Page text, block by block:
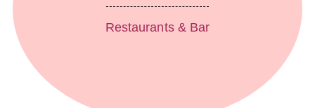
Restaurants & Bar